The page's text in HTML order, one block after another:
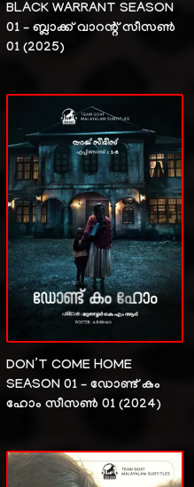
BLACK WARRANT SEASON
01 – ബ്ലാക്ക് വാറന്റ് സീസൺ
01 (2025)
DON’T COME HOME
SEASON 01 – ഡോണ്ട് കം
ഹോം സീസൺ 01 (2024)